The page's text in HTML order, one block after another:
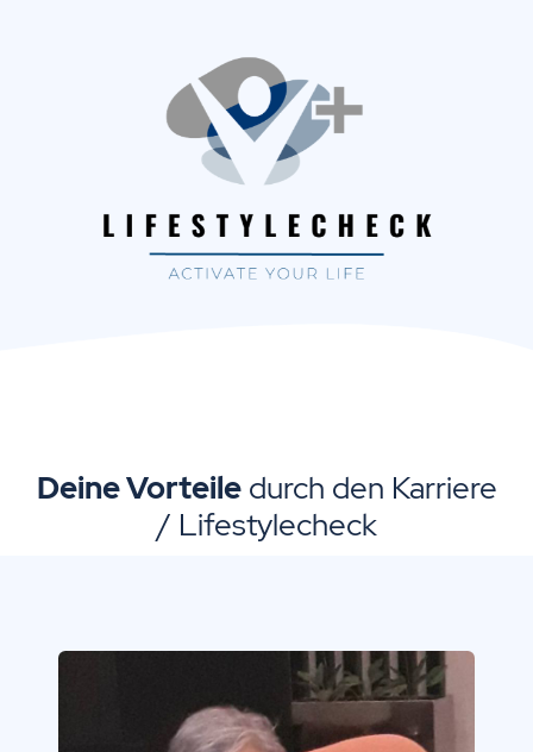
Deine Vorteiledurch den Karriere
/ Lifestylecheck